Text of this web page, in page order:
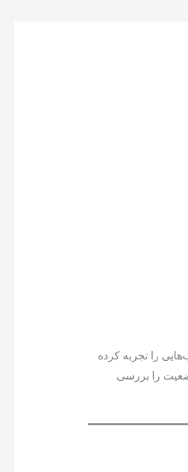
را تجربه کرده
را بررسی